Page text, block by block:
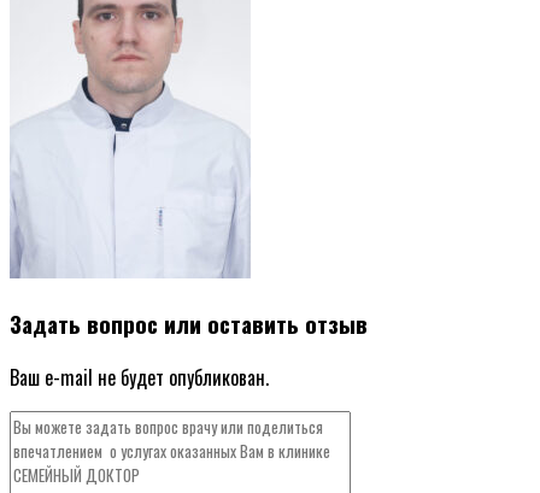
Задать вопрос или оставить отзыв
Ваш e-mail не будет опубликован.